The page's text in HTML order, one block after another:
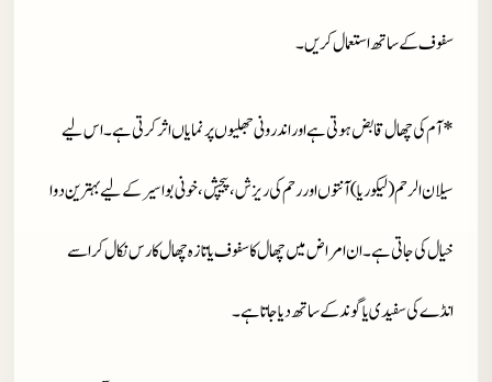
سفوف کے ساتھ استعمال کریں ۔
* آم کی چھال قابض ہوتی ہے اور اندرونی جھلیوں پر نمایاں اثر کرتی ہے ۔ اس لیے
سیلان الرحم ( لیکوریا ) آنتوں اور رحم کی ریزش ، پیچش ، خونی بواسیر کے لیے بہترین دوا
خیال کی جاتی ہے ۔ ان امراض میں چھال کا سفوف یا تازہ چھال کا رس نکال کر اسے
انڈے کی سفیدی یا گوند کے ساتھ دیا جاتا ہے ۔